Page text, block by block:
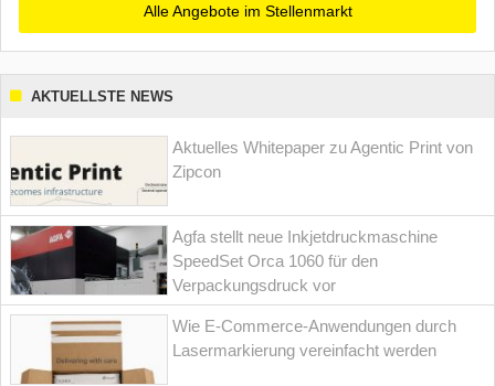
Alle Angebote im Stellenmarkt
AKTUELLSTE NEWS
Aktuelles Whitepaper zu Agentic Print von
Zipcon
Agfa stellt neue Inkjetdruckmaschine
SpeedSet Orca 1060 für den
Verpackungsdruck vor
Wie E-Commerce-Anwendungen durch
Lasermarkierung vereinfacht werden